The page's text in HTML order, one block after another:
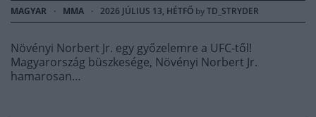
MAGYAR · MMA · 2026 JÚLIUS 13, HÉTFŐ byTD_STRYDER
Növényi Norbert Jr. egy győzelemre a UFC-től!
Magyarország büszkesége, Növényi Norbert Jr.
hamarosan…